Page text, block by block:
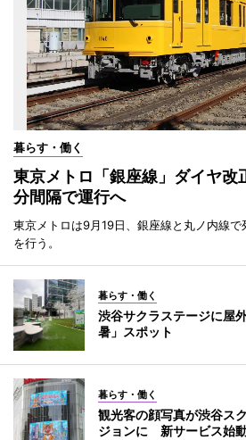
暮らす・働く
東京メトロ「銀座線」ダイヤ
分間隔で運行へ
東京メトロは9月19日、銀座線と丸ノ内線
を行う。
暮らす・働く
渋谷サクラステージに屋
暑」スポット
暮らす・働く
観光客の顔写真が渋谷ス
ジョンに 新サービス始